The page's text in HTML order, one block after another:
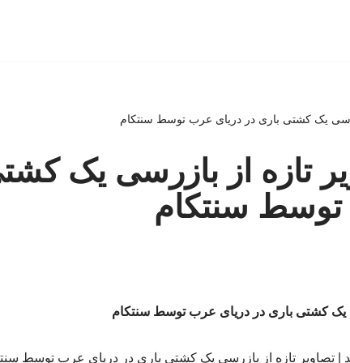
یک کشتی باری در دریای عرب توسط سنتکام
تازه از بازرسی یک
سنتکام
یک کشتی باری در دریای عرب توسط سنتکام